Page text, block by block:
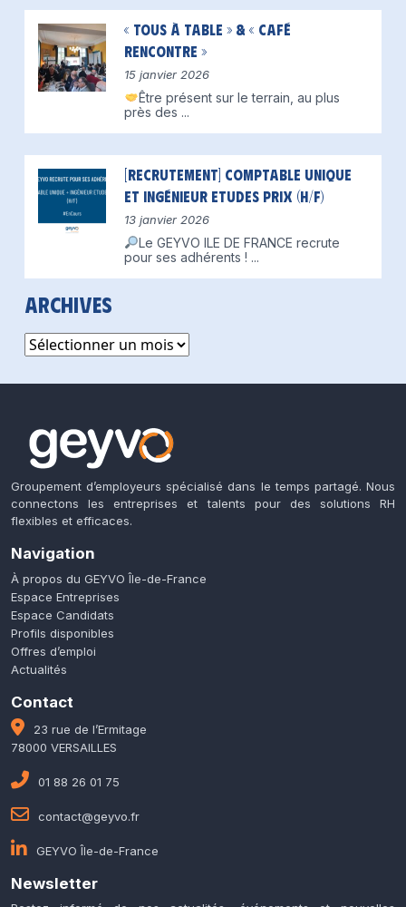
« Tous à table » & « Café
Rencontre »
15 janvier 2026
Être présent sur le terrain, au plus
près des ...
[Recrutement] Comptable unique
et Ingénieur Etudes Prix (H/F)
13 janvier 2026
Le GEYVO ILE DE FRANCE recrute
pour ses adhérents ! ...
Archives
Archives
Groupement d’employeurs spécialisé dans le temps partagé. Nous
connectons les entreprises et talents pour des solutions RH
flexibles et efficaces.
Navigation
À propos du GEYVO Île-de-France
Espace Entreprises
Espace Candidats
Profils disponibles
Offres d’emploi
Actualités
Contact
23 rue de l’Ermitage
78000 VERSAILLES
01 88 26 01 75
contact@geyvo.fr
GEYVO Île-de-France
Newsletter